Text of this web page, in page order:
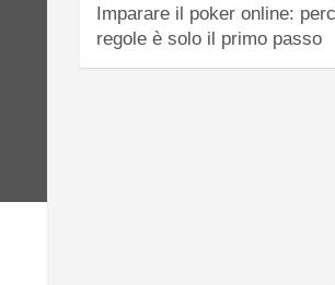
Imparare il poker online:
regole è solo il primo passo